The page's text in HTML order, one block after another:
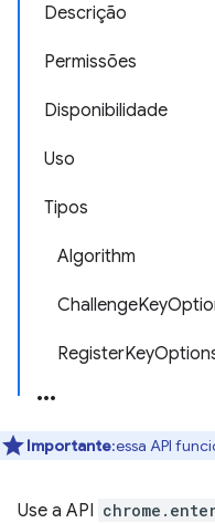
Descrição
Permissões
Disponibilidade
Uso
Tipos
Algorithm
Importante:essa API
Use a API